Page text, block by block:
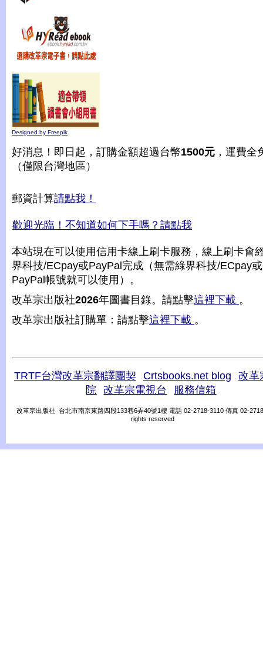
Designed by Freepik
好消息！即日起，訂購金額超過台幣1500元 ，運費全
（僅限台灣地區）
郵資計算請點我！
歡迎光臨！不知道如何下手嗎？請點我
本站現在可以使用信用卡線上刷卡服務，線上刷卡會
界科技/ECpay或PayPal完成（無需綠界科技/ECpay或
PayPal帳號就可以使用）。
改革宗出版社2026年圖書目錄。請點擊這裡下載 。
改革宗出版社訂購單：請點擊這裡下載 。
TRTF台灣改革宗翻譯團契 Crtsbooks.net blog
改革
院
改革宗電視台 服務信箱
改革宗出版社 台北市南京東路四段133巷6弄40號1樓 電話 02-2718-3110 傳真 02-
rights reserved